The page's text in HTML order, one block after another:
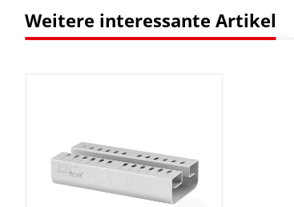
Weitere interessante Artikel